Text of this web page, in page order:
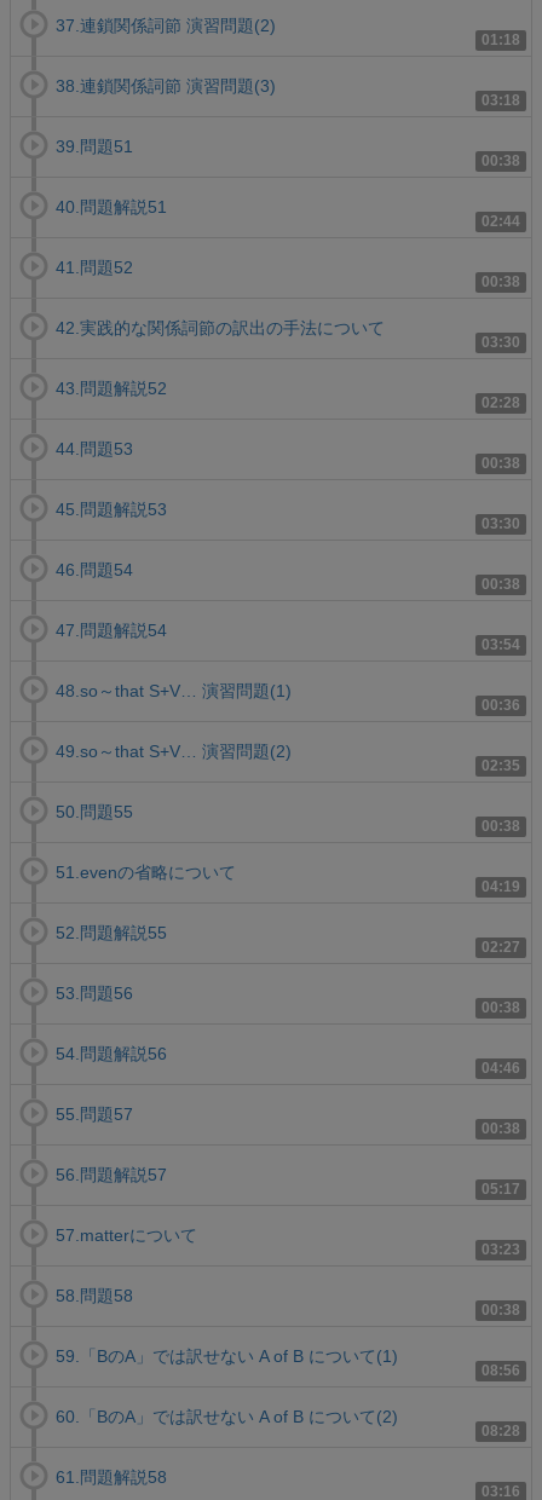
01:18
37.連鎖関係詞節 演習問題(2)
03:18
38.連鎖関係詞節 演習問題(3)
00:38
39.問題51
02:44
40.問題解説51
00:38
41.問題52
03:30
42.実践的な関係詞節の訳出の手法について
02:28
43.問題解説52
00:38
44.問題53
03:30
45.問題解説53
00:38
46.問題54
03:54
47.問題解説54
00:36
48.so～that S+V… 演習問題(1)
02:35
49.so～that S+V… 演習問題(2)
00:38
50.問題55
04:19
51.evenの省略について
02:27
52.問題解説55
00:38
53.問題56
04:46
54.問題解説56
00:38
55.問題57
05:17
56.問題解説57
03:23
57.matterについて
00:38
58.問題58
08:56
59.「BのA」では訳せない A of B について(1)
08:28
60.「BのA」では訳せない A of B について(2)
03:16
61.問題解説58